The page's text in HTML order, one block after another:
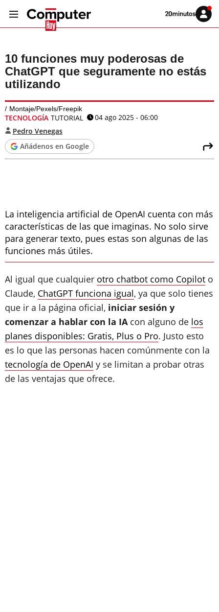
Volver
Iniciar
sesión
10 funciones muy poderosas de
ChatGPT que seguramente no estás
utilizando
Montaje/Pexels/Freepik
TECNOLOGÍA TUTORIAL
04 ago 2025 - 06:00
Pedro Venegas
Añádenos en Google
La inteligencia artificial de OpenAI cuenta con más
características de las que imaginas. No solo sirve
para generar texto, pues estas son algunas de las
funciones más útiles.
Al igual que cualquier otro chatbot como Copilot o
Claude, ChatGPT funciona igual, ya que solo tienes
que ir a la página oficial, iniciar sesión y
comenzar a hablar con la IA con alguno de los
planes disponibles: Gratis, Plus o Pro. Justo esto
es lo que las personas hacen comúnmente con la
tecnología de OpenAI y se limitan a probar otras
de las ventajas que ofrece.